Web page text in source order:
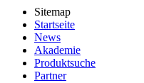
Sitemap
Startseite
News
Akademie
Produktsuche
Partner